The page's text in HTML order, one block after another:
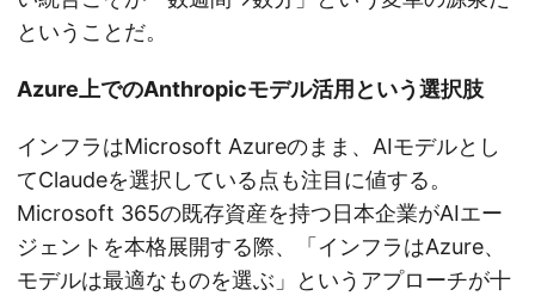
ということだ。
Azure上でのAnthropicモデル活用という選択肢
インフラはMicrosoft Azureのまま、AIモデルとし
てClaudeを選択している点も注目に値する。
Microsoft 365の既存資産を持つ日本企業がAIエー
ジェントを本格展開する際、「インフラはAzure、
モデルは最適なものを選ぶ」というアプローチが十